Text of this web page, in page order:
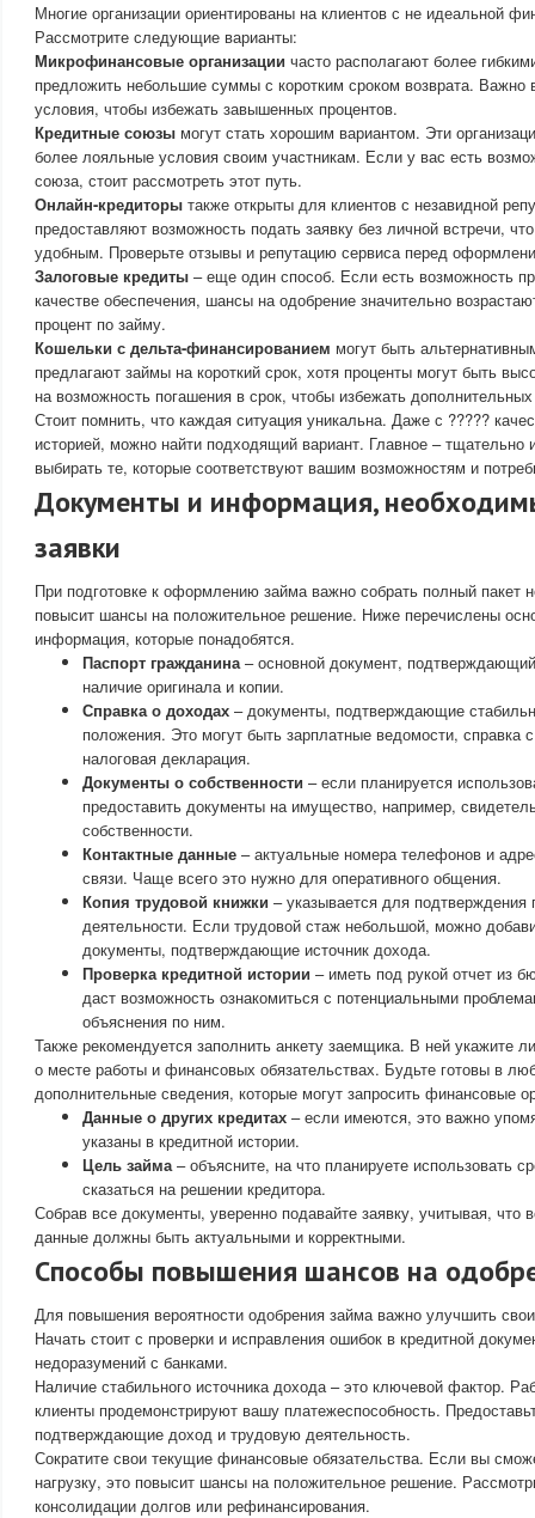
Многие организации ориентированы на клиентов с не идеальной
Рассмотрите следующие варианты:
Микрофинансовые организации часто располагают более
предложить небольшие суммы с коротким сроком возврата. Важно
условия, чтобы избежать завышенных процентов.
Кредитные союзы могут стать хорошим вариантом. Эти
более лояльные условия своим участникам. Если у вас есть
союза, стоит рассмотреть этот путь.
Онлайн-кредиторы также открыты для клиентов с незавидной
предоставляют возможность подать заявку без личной встречи,
удобным. Проверьте отзывы и репутацию сервиса перед
Залоговые кредиты – еще один способ. Если есть возможность
качестве обеспечения, шансы на одобрение значительно
процент по займу.
Кошельки с дельта-финансированием могут быть
предлагают займы на короткий срок, хотя проценты могут быть
на возможность погашения в срок, чтобы избежать дополнительных
Стоит помнить, что каждая ситуация уникальна. Даже с ?????
историей, можно найти подходящий вариант. Главное – тщательно
выбирать те, которые соответствуют вашим возможностям и
Документы и информация,
заявки
При подготовке к оформлению займа важно собрать полный пакет
повысит шансы на положительное решение. Ниже перечислены
информация, которые понадобятся.
Паспорт гражданина– основной документ,
наличие оригинала и копии.
Справка о доходах – документы, подтверждающие
положения. Это могут быть зарплатные ведомости, справка
налоговая декларация.
Документы о собственности – если планируется
предоставить документы на имущество, например,
собственности.
Контактные данные – актуальные номера телефонов и
связи. Чаще всего это нужно для оперативного общения.
Копия трудовой книжки – указывается для подтверждения
деятельности. Если трудовой стаж небольшой, можно
документы, подтверждающие источник дохода.
Проверка кредитной истории – иметь под рукой отчет из
даст возможность ознакомиться с потенциальными
объяснения по ним.
Также рекомендуется заполнить анкету заемщика. В ней укажите
о месте работы и финансовых обязательствах. Будьте готовы в
дополнительные сведения, которые могут запросить финансовые
Данные о других кредитах – если имеются, это важно
указаны в кредитной истории.
Цель займа– объясните, на что планируете использовать
сказаться на решении кредитора.
Собрав все документы, уверенно подавайте заявку, учитывая, что
данные должны быть актуальными и корректными.
Способы повышения шансов на
Для повышения вероятности одобрения займа важно улучшить
Начать стоит с проверки и исправления ошибок в кредитной
недоразумений с банками.
Наличие стабильного источника дохода – это ключевой фактор.
клиенты продемонстрируют вашу платежеспособность.
подтверждающие доход и трудовую деятельность.
Сократите свои текущие финансовые обязательства. Если вы
нагрузку, это повысит шансы на положительное решение.
консолидации долгов или рефинансирования.